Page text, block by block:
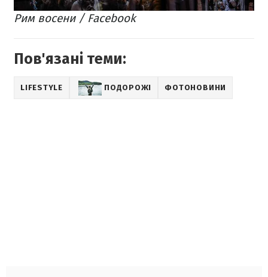
Рим восени / Fаcebook
Пов'язані теми:
LIFESTYLE ПОДОРОЖІ ФОТОНОВИНИ